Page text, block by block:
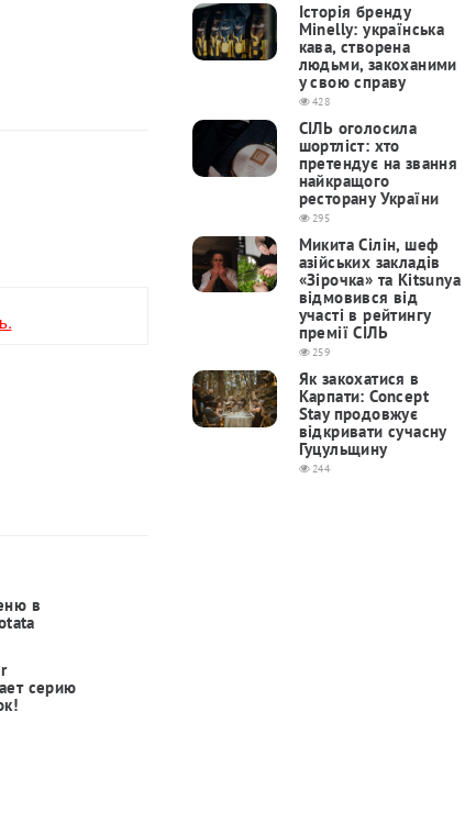
в
серию
Історія бренду
Minelly: українська
кава, створена
людьми, закоханими
у свою справу
428
СІЛЬ оголосила
шортліст: хто
претендує на звання
найкращого
ресторану України
295
Микита Сілін, шеф
азійських закладів
«Зірочка» та Kitsunya
відмовився від
участі в рейтингу
премії СІЛЬ
259
Як закохатися в
Карпати: Concept
Stay продовжує
відкривати сучасну
Гуцульщину
244